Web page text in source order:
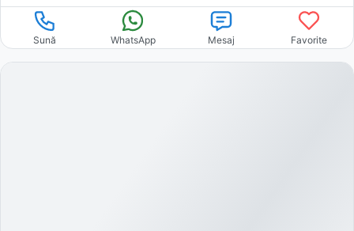
Sună WhatsApp Mesaj Favorite